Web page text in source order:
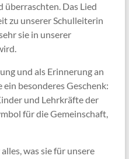
überraschten. Das Lied
zu unserer Schulleiterin
sie in unserer
und als Erinnerung an
besonderes Geschenk:
und Lehrkräfte der
für die Gemeinschaft,
was sie für unsere